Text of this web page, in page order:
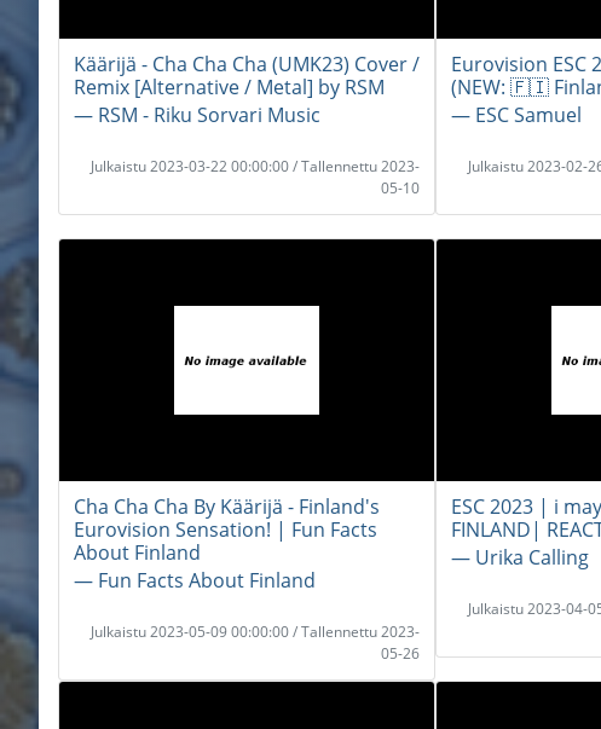
Käärijä - Cha Cha Cha (UMK23) Cover /
Remix [Alternative / Metal] by RSM
― RSM - Riku Sorvari Music
Julkaistu 2023-03-22 00:00:00 / Tallennettu 2023-
05-10
Eurovision ESC
(NEW: 🇫🇮
― ESC Samuel
Julkaistu 2023-02-
Cha Cha Cha By Käärijä - Finland's
Eurovision Sensation! | Fun Facts
About Finland
― Fun Facts About Finland
Julkaistu 2023-05-09 00:00:00 / Tallennettu 2023-
05-26
ESC 2023 | i
FINLAND|
― Urika Calling
Julkaistu 2023-04-